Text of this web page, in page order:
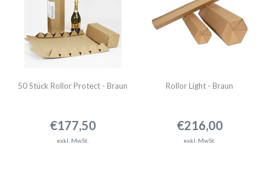
50 Stück Rollor Protect - Braun
€177,50
exkl. MwSt.
Rollor Light - Braun
€216,00
exkl. MwSt.